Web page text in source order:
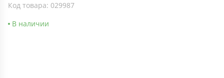
Код товара: 029987
В наличии